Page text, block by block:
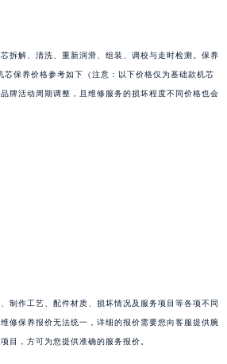
拆解、清洗、重新润滑、组装、调校与走时检测。保养
芯保养价格参考如下（注意：以下价格仅为基础款机芯
牌活动周期调整，且维修服务的损坏程度不同价格也会
制作工艺、配件材质、损坏情况及服务项目等各项不同
修保养报价无法统一，详细的报价需要您向客服提供腕
目，方可为您提供准确的服务报价。